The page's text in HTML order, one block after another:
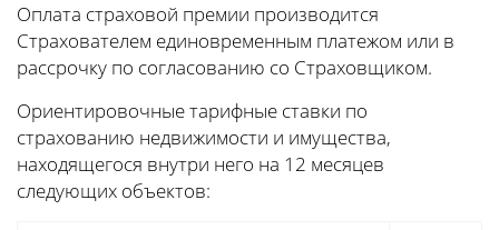
Оплата страховой премии производится
Страхователем единовременным платежом или в
рассрочку по согласованию со Страховщиком.
Ориентировочные тарифные ставки по
страхованию недвижимости и имущества,
находящегося внутри него на 12 месяцев
следующих объектов: